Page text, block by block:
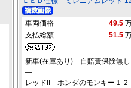
車両価格 49.5
支払総額
51.5
新車(在庫あり) 自賠責保険無し
―
レッドII ホンダのモンキー１２